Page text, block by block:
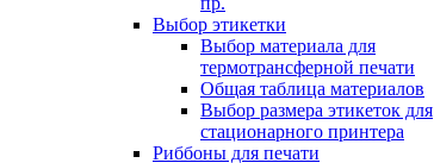
Выбор этикетки
Выбор материала для
термотрансферной печати
Общая таблица материалов
Выбор размера этикеток для
стационарного принтера
Риббоны для печати